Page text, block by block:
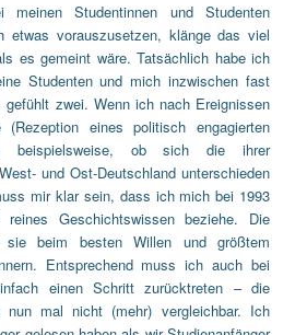
Studentinnen und Studenten
etwas vorauszusetzen, klänge das viel
es gemeint wäre. Tatsächlich habe ich
Studenten und mich inzwischen fast
gefühlt zwei. Wenn ich nach Ereignissen
eines politisch engagierten
beispielsweise, ob sich die ihrer
und Ost-Deutschland unterschieden
mir klar sein, dass ich mich bei 1993
Geschichtswissen beziehe. Die
sie beim besten Willen und größtem
Entsprechend muss ich auch bei
einen Schritt zurücktreten – die
nun mal nicht (mehr) vergleichbar. Ich